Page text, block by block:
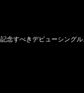
念すべきデビューシング